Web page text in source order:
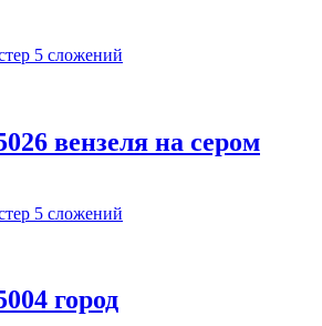
5 сложений
вензеля на сером
5 сложений
город